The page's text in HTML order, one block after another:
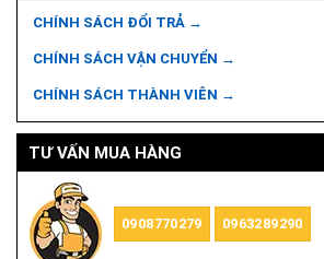
CHÍNH SÁCH ĐỔI TRẢ →
CHÍNH SÁCH VẬN CHUYỂN →
CHÍNH SÁCH THÀNH VIÊN →
TƯ VẤN MUA HÀNG
0908770279 0963289290